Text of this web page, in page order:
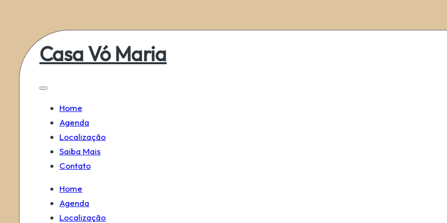
content
Casa Vó Maria
Home
Agenda
Localização
Saiba Mais
Contato
Home
Agenda
Localização